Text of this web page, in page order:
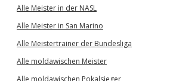
Alle Meister in der NASL
Alle Meister in San Marino
Alle Meistertrainer der Bundesliga
Alle moldawischen Meister
Alle moldawischen Pokalsieger